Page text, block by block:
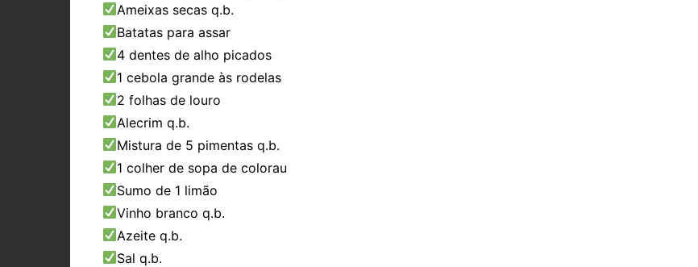
Ameixas secas q.b.
Batatas para assar
4 dentes de alho picados
1 cebola grande às rodelas
2 folhas de louro
Alecrim q.b.
Mistura de 5 pimentas q.b.
1 colher de sopa de colorau
Sumo de 1 limão
Vinho branco q.b.
Azeite q.b.
Sal q.b.